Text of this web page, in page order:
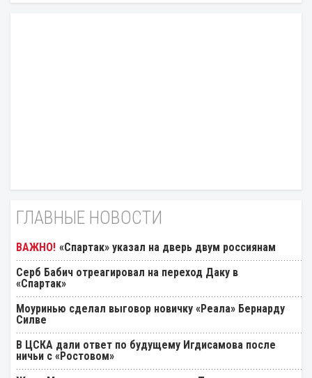
ГЛАВНЫЕ НОВОСТИ
«Спартак» указал на дверь двум россиянам
Серб Бабич отреагировал на переход Даку в
«Спартак»
Моуринью сделал выговор новичку «Реала» Бернарду
Силве
В ЦСКА дали ответ по будущему Игдисамова после
ничьи с «Ростовом»